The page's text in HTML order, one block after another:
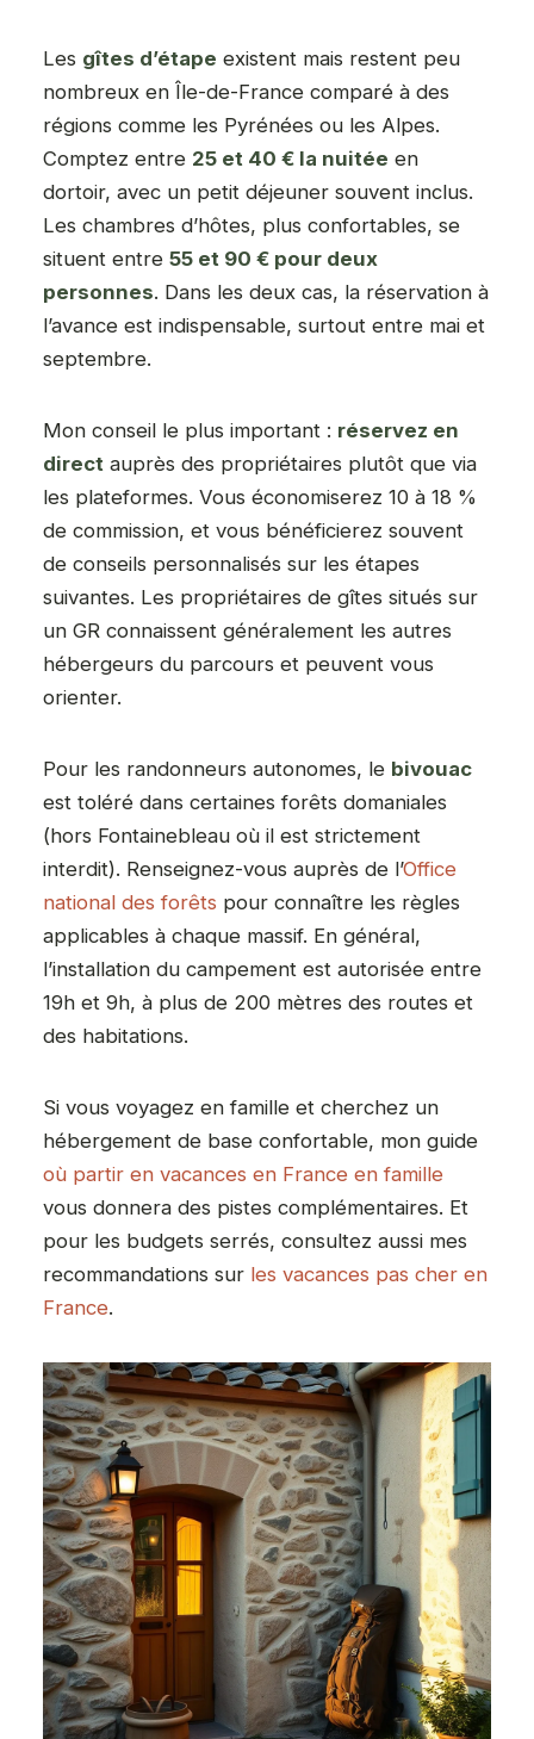
Les gîtes d’étape existent mais restent peu
nombreux en Île-de-France comparé à des
régions comme les Pyrénées ou les Alpes.
Comptez entre 25 et 40 € la nuitée en
dortoir, avec un petit déjeuner souvent inclus.
Les chambres d’hôtes, plus confortables, se
situent entre 55 et 90 € pour deux
personnes. Dans les deux cas, la réservation à
l’avance est indispensable, surtout entre mai et
septembre.
Mon conseil le plus important : réservez en
direct auprès des propriétaires plutôt que via
les plateformes. Vous économiserez 10 à 18 %
de commission, et vous bénéficierez souvent
de conseils personnalisés sur les étapes
suivantes. Les propriétaires de gîtes situés sur
un GR connaissent généralement les autres
hébergeurs du parcours et peuvent vous
orienter.
Pour les randonneurs autonomes, le bivouac
est toléré dans certaines forêts domaniales
(hors Fontainebleau où il est strictement
interdit). Renseignez-vous auprès de l’Office
national des forêts pour connaître les règles
applicables à chaque massif. En général,
l’installation du campement est autorisée entre
19h et 9h, à plus de 200 mètres des routes et
des habitations.
Si vous voyagez en famille et cherchez un
hébergement de base confortable, mon guide
où partir en vacances en France en famille
vous donnera des pistes complémentaires. Et
pour les budgets serrés, consultez aussi mes
recommandations sur les vacances pas cher en
France.